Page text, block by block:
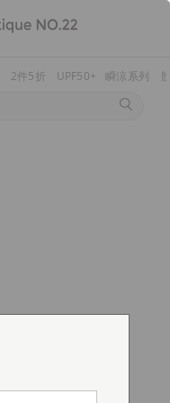
2件5折 UPF50+ 瞬涼系列